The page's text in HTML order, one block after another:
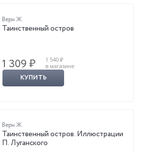
Верн Ж.
Таинственный остров
1 309 ₽
1 540 ₽
в магазине
КУПИТЬ
Верн Ж.
Таинственный остров. Иллюстрации
П. Луганского